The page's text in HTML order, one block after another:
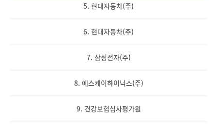
5. 현대자동차(주)
6. 현대자동차(주)
7. 삼성전자(주)
8. 에스케이하이닉스(주)
9. 건강보험심사평가원